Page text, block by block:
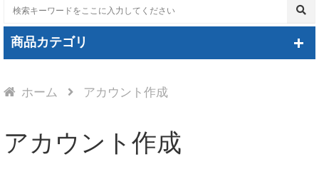
商品カテゴリ
ホーム アカウント作成
アカウント作成